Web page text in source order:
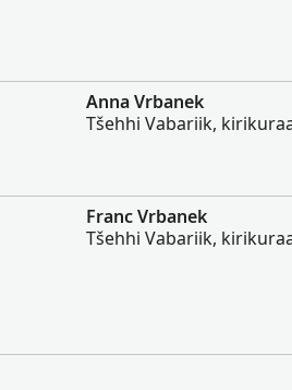
Anna Vrbanek
Tšehhi Vabariik,
Franc Vrbanek
Tšehhi Vabariik,